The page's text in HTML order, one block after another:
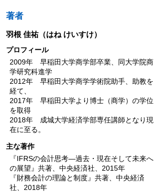
著者
羽根 佳祐（はね けいすけ）
プロフィール
2009年 早稲田大学商学部卒業、同大学院商
学研究科進学
2012年 早稲田大学商学学術院助手、助教を
経て、
2017年 早稲田大学より博士（商学）の学位
を取得
2018年 成城大学経済学部専任講師となり現
在に至る。
主な著作
『IFRSの会計思考―過去・現在そして未来へ
の展望』共著、中央経済社、2015年
『財務会計の理論と制度』共著、中央経済
社、2018年